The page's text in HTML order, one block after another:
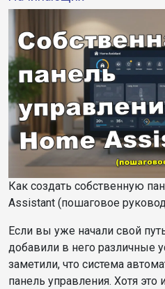
Как создать собственную
Assistant (пошаговое
Если вы уже начали свой
добавили в него различные
заметили, что система
панель управления. Хотя это